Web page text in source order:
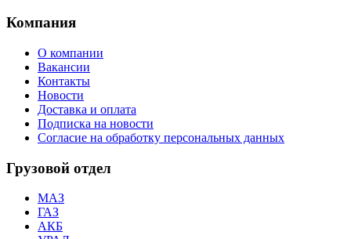
Компания
О компании
Вакансии
Контакты
Новости
Доставка и оплата
Подписка на новости
Согласие на обработку персональных данных
Грузовой отдел
МАЗ
ГАЗ
АКБ